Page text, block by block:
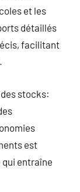
et les
détaillés
facilitant
stocks:
est
entraîne